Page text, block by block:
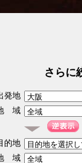
さらに
発地
域
的地
域